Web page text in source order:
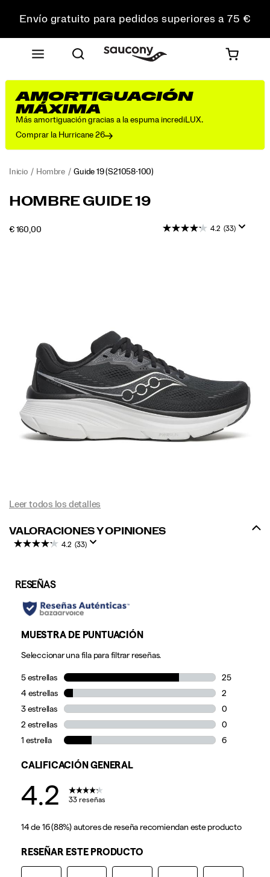
Envío gratuito para pedidos superiores a 75 €
Devoluciones gratuitas en todos los pedidos
Consigue un 10 % de descuento en tu primer pedido
AMORTIGUACIÓN
MÁXIMA
Más amortiguación gracias a la espuma incrediLUX.
Comprar la Hurricane 26
Inicio Hombre Guide 19(S21058-100)
HOMBRE GUIDE 19
€ 160,00INSTOCK 4.2 (33)
Leer todos los detalles
VALORACIONES Y OPINIONES
4.2 (33)